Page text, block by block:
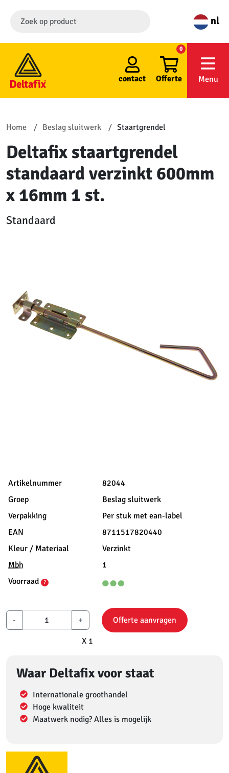
nl
contact Offerte
0
Menu
Home Beslag sluitwerk Staartgrendel
Deltafix staartgrendel
standaard verzinkt 600mm
x 16mm 1 st.
Standaard
Artikelnummer
82044
Groep
Beslag sluitwerk
Verpakking
Per stuk met ean-label
EAN
8711517820440
Kleur / Materiaal
Verzinkt
Mbh
1
Voorraad
?
- +
X 1
Offerte aanvragen
Waar Deltafix voor staat
Internationale groothandel
Hoge kwaliteit
Maatwerk nodig? Alles is mogelijk